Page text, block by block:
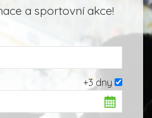
a sportovní akce!
+3 dny